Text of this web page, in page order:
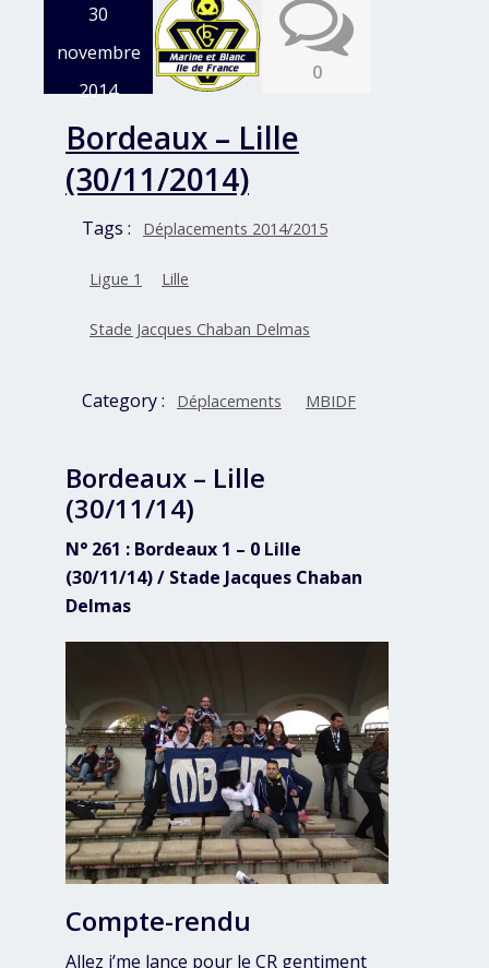
30
novembre
2014
0
Bordeaux – Lille
(30/11/2014)
Tags : Déplacements 2014/2015
Ligue 1 Lille
Stade Jacques Chaban Delmas
Category : Déplacements MBIDF
Bordeaux – Lille
(30/11/14)
N° 261 : Bordeaux 1 – 0 Lille
(30/11/14) / Stade Jacques Chaban
Delmas
Compte-rendu
Allez j’me lance pour le CR gentiment